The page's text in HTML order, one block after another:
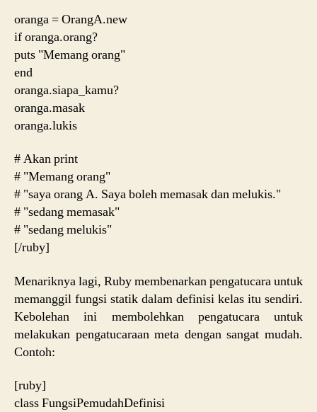
oranga = OrangA.new
if oranga.orang?
puts "Memang orang"
end
oranga.siapa_kamu?
oranga.masak
oranga.lukis
# Akan print
# "Memang orang"
# "saya orang A. Saya boleh memasak dan melukis."
# "sedang memasak"
# "sedang melukis"
[/ruby]
Menariknya lagi, Ruby membenarkan pengatucara untuk
memanggil fungsi statik dalam definisi kelas itu sendiri.
Kebolehan ini membolehkan pengatucara untuk
melakukan pengatucaraan meta dengan sangat mudah.
Contoh:
[ruby]
class FungsiPemudahDefinisi